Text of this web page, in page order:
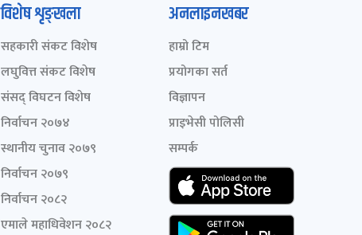
विशेष शृङ्खला
सहकारी संकट विशेष
लघुवित्त संकट विशेष
संसद् विघटन विशेष
निर्वाचन २०७४
स्थानीय चुनाव २०७९
निर्वाचन २०७९
निर्वाचन २०८२
एमाले महाधिवेशन २०८२
अनलाइनखबर
हाम्रो टिम
प्रयोगका सर्त
विज्ञापन
प्राइभेसी पोलिसी
सम्पर्क